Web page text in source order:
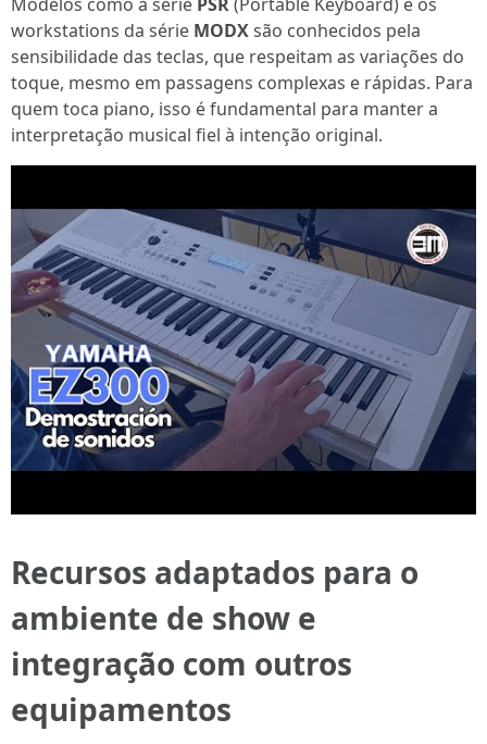
workstations da série MODXsão conhecidos pela
sensibilidade das teclas, que respeitam as variações do
toque, mesmo em passagens complexas e rápidas. Para
quem toca piano, isso é fundamental para manter a
interpretação musical fiel à intenção original.
Recursos adaptados para o
ambiente de show e
integração com outros
equipamentos